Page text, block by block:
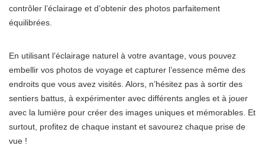
contrôler l’éclairage et d’obtenir des photos parfaitement
équilibrées.
En utilisant l’éclairage naturel à votre avantage, vous pouvez
embellir vos photos de voyage et capturer l’essence même des
endroits que vous avez visités. Alors, n’hésitez pas à sortir des
sentiers battus, à expérimenter avec différents angles et à jouer
avec la lumière pour créer des images uniques et mémorables. Et
surtout, profitez de chaque instant et savourez chaque prise de
vue !